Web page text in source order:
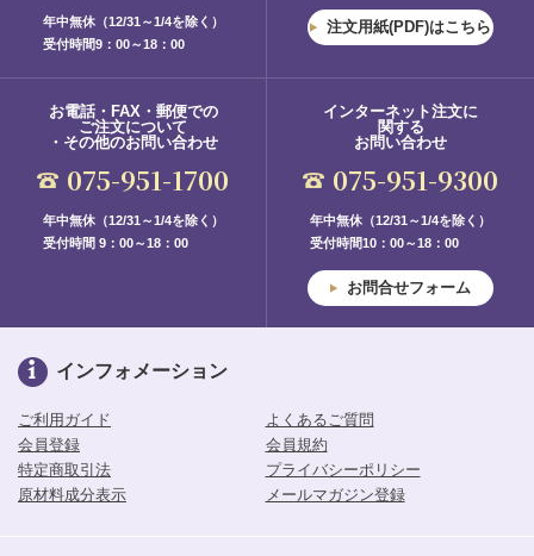
年中無休（12/31～1/4を除く）
受付時間9：00～18：00
注文用紙(PDF)はこちら
お電話・FAX・郵便での
ご注文について
・その他のお問い合わせ
075-951-1700
年中無休（12/31～1/4を除く）
受付時間 9：00～18：00
インターネット注文に
関する
お問い合わせ
075-951-9300
年中無休（12/31～1/4を除く）
受付時間10：00～18：00
お問合せフォーム
インフォメーション
ご利用ガイド
よくあるご質問
会員登録
会員規約
特定商取引法
プライバシーポリシー
原材料成分表示
メールマガジン登録